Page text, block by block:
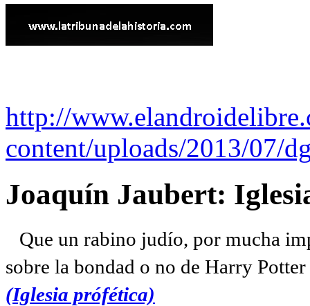
http://
content/uploads/2013/07/
Joaquín Jaubert:
Que un rabino judío, por mucha
sobre la bondad o no de Harry
(Iglesia prófética)